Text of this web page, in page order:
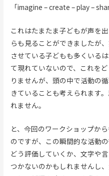
「imagine – create – play –
これはたまたま子どもが声を
らも見ることができましたが
させている子どもも多くいる
て現れていないので、これを
りませんが、頭の中で活動の
きていることも考えられます
れません。
と、今回のワークショップか
のですが、この瞬間的な活動
どう評価していくか、文字や
つかないのかもしれませんし